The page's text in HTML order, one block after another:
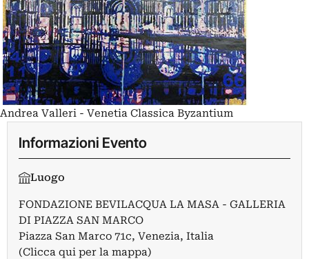
Andrea Valleri - Venetia Classica Byzantium
Informazioni Evento
Luogo
FONDAZIONE BEVILACQUA LA MASA - GALLERIA
DI PIAZZA SAN MARCO
Piazza San Marco 71c, Venezia, Italia
(Clicca qui per la mappa)